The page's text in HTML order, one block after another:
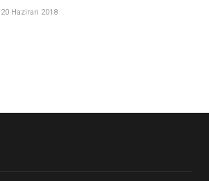
20 Haziran 2018